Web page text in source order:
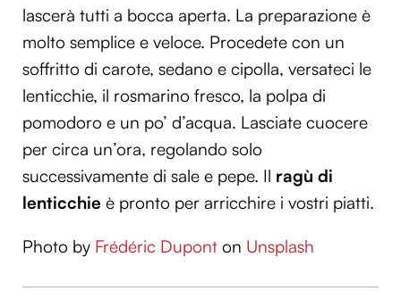
lascerà tutti a bocca aperta. La preparazione è
molto semplice e veloce. Procedete con un
soffritto di carote, sedano e cipolla, versateci le
lenticchie, il rosmarino fresco, la polpa di
pomodoro e un po’ d’acqua. Lasciate cuocere
per circa un’ora, regolando solo
successivamente di sale e pepe. Il ragù di
lenticchie è pronto per arricchire i vostri piatti.
Photo by Frédéric Dupont on Unsplash